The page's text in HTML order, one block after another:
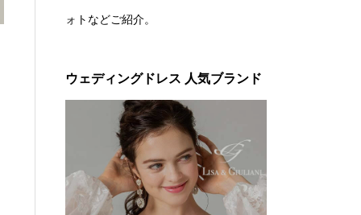
ォトなどご紹介。
ウェディングドレス 人気ブランド